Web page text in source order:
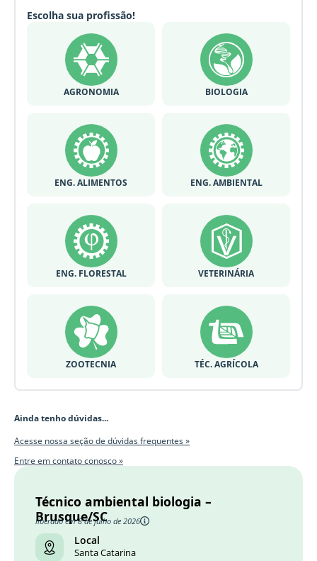
Escolha sua profissão!
AGRONOMIA BIOLOGIA
ENG. ALIMENTOS ENG. AMBIENTAL
ENG. FLORESTAL VETERINÁRIA
ZOOTECNIA TÉC. AGRÍCOLA
Ainda tenho dúvidas...
Acesse nossa seção de dúvidas frequentes »
Entre em contato conosco »
Técnico ambiental biologia –
Brusque/SC
liberado em 8 de julho de 2026
Local
Santa Catarina